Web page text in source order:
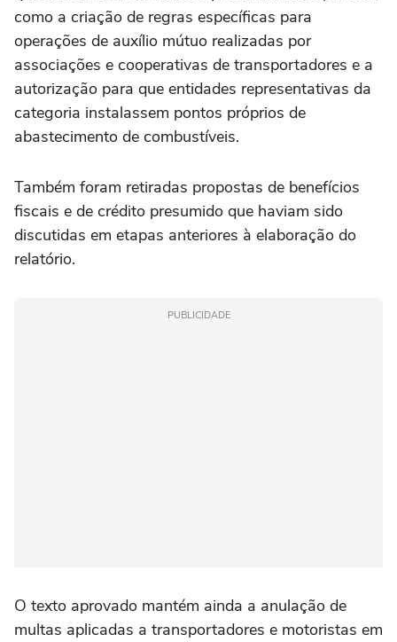
como a criação de regras específicas para
operações de auxílio mútuo realizadas por
associações e cooperativas de transportadores e a
autorização para que entidades representativas da
categoria instalassem pontos próprios de
abastecimento de combustíveis.
Também foram retiradas propostas de benefícios
fiscais e de crédito presumido que haviam sido
discutidas em etapas anteriores à elaboração do
relatório.
PUBLICIDADE
O texto aprovado mantém ainda a anulação de
multas aplicadas a transportadores e motoristas em